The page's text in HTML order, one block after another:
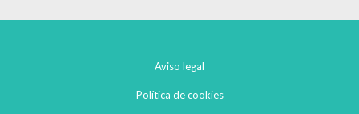
Aviso legal
Política de cookies